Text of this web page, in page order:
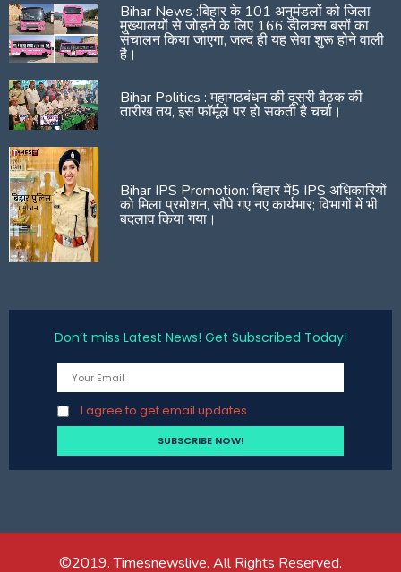
Bihar News :बिहार के 101 अनुमंडलों को जिला
मुख्यालयों से जोड़ने के लिए 166 डीलक्स बसों का
संचालन किया जाएगा, जल्द ही यह सेवा शुरू होने वाली
है।
Bihar Politics : महागठबंधन की दूसरी बैठक की
तारीख तय, इस फॉर्मूले पर हो सकती है चर्चा।
Bihar IPS Promotion: बिहार में5 IPS अधिकारियों
को मिला प्रमोशन, सौंपे गए नए कार्यभार; विभागों में भी
बदलाव किया गया।
Don’t miss Latest News! Get Subscribed Today!
I agree to get email updates
©2019. Timesnewslive. All Rights Reserved.